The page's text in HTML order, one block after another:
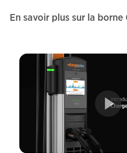
En savoir plus sur la